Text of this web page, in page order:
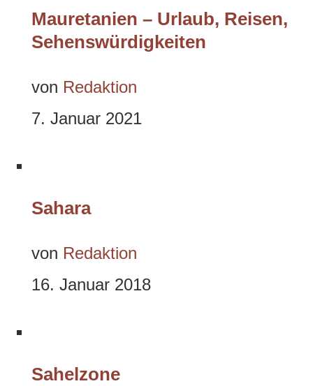
Mauretanien – Urlaub, Reisen,
Sehenswürdigkeiten
von Redaktion
7. Januar 2021
Sahara
von Redaktion
16. Januar 2018
Sahelzone